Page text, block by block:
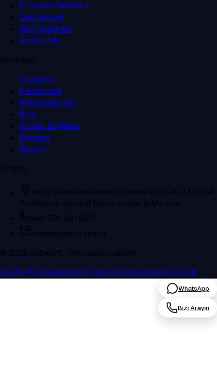
E-Ticaret Paketleri
Özel Yazılım
SEO Çalışması
Google Ads
Kurumsal
Anasayfa
Hakkımızda
Referanslarımız
Blog
Hizmet Bölgeleri
Ekibimiz
İletişim
İletişim
Barış Mahallesi Akdeniz Caddesi 8/1 Kat: 2 No: 44
Beylikdüzü İstanbul Beyaz Center İş Merkezi
+90 535 981 9067
info@sobesoft.com.tr
© 2026 Sobesoft. Tüm hakları saklıdır.
Gizlilik PolitikasıMesafeli Satış Sözleşmesiİptal ve İade
WhatsApp
Bizi Arayın